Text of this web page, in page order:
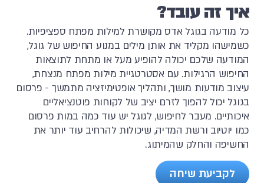
איך זה עובד?
כל מודעה בגוגל אדס מקושרת למילות מפתח ספציפיות.
כשמישהו מקליד את אותן מילים במנוע החיפוש של גוגל,
המודעה שלכם יכולה להופיע מעל או מתחת לתוצאות
החיפוש הרגילות. עם אסטרטגיית מילות מפתח מנצחת,
עיצוב מודעות מושך, ותהליך אופטימיזציה מתמשך - פרסום
בגוגל יכול להפוך לזרם יציב של לקוחות פוטנציאליים
איכותיים. מעבר לחיפוש, לגוגל יש עוד כמה במות פרסום
כמו יוטיוב ורשת המדיה, שיכולות להרחיב עוד יותר את
החשיפה והחלק שהמיתוג.
לקביעת שיחה